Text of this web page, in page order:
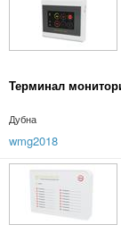
Терминал
Дубна
wmg2018